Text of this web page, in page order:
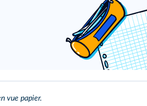
vue papier.